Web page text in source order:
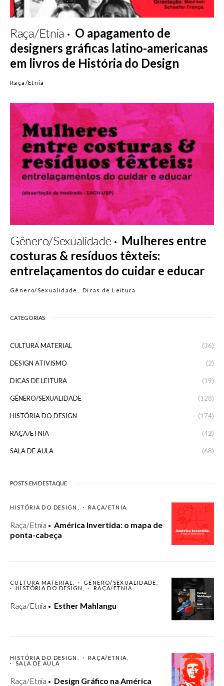
Raça/Etnia
O apagamento de
designers gráficas latino-americanas
em livros de História do Design
Raça/Etnia
Gênero/Sexualidade
Mulheres entre
costuras & resíduos têxteis:
entrelaçamentos do cuidar e educar
Gênero/Sexualidade Dicas de Leitura
CATEGORIAS
CULTURA MATERIAL (36)
DESIGN ATIVISMO (2)
DICAS DE LEITURA (19)
GÊNERO/SEXUALIDADE (128)
HISTÓRIA DO DESIGN (174)
RAÇA/ETNIA (42)
SALA DE AULA (68)
POSTS EM DESTAQUE
HISTÓRIA DO DESIGN RAÇA/ETNIA
Raça/Etnia
América Invertida: o mapa de
ponta-cabeça
CULTURA MATERIAL
GÊNERO/SEXUALIDADE
HISTÓRIA DO DESIGN
RAÇA/ETNIA
Raça/Etnia Esther Mahlangu
HISTÓRIA DO DESIGN
RAÇA/ETNIA
SALA DE AULA
Raça/Etnia Design Gráfico na América